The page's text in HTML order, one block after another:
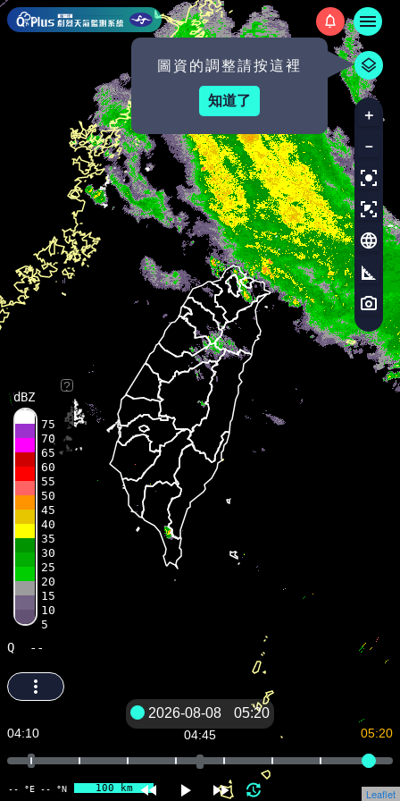
中央氣象署 - 新一代劇烈天氣
?
dBZ
5
10
15
20
25
30
35
40
45
50
55
60
65
70
75
Q --
-- °E -- °N 100 km
圖資的調整請按這裡
知道了
Leaflet
2026-08-08 05:20
04:45
04:10 05:20